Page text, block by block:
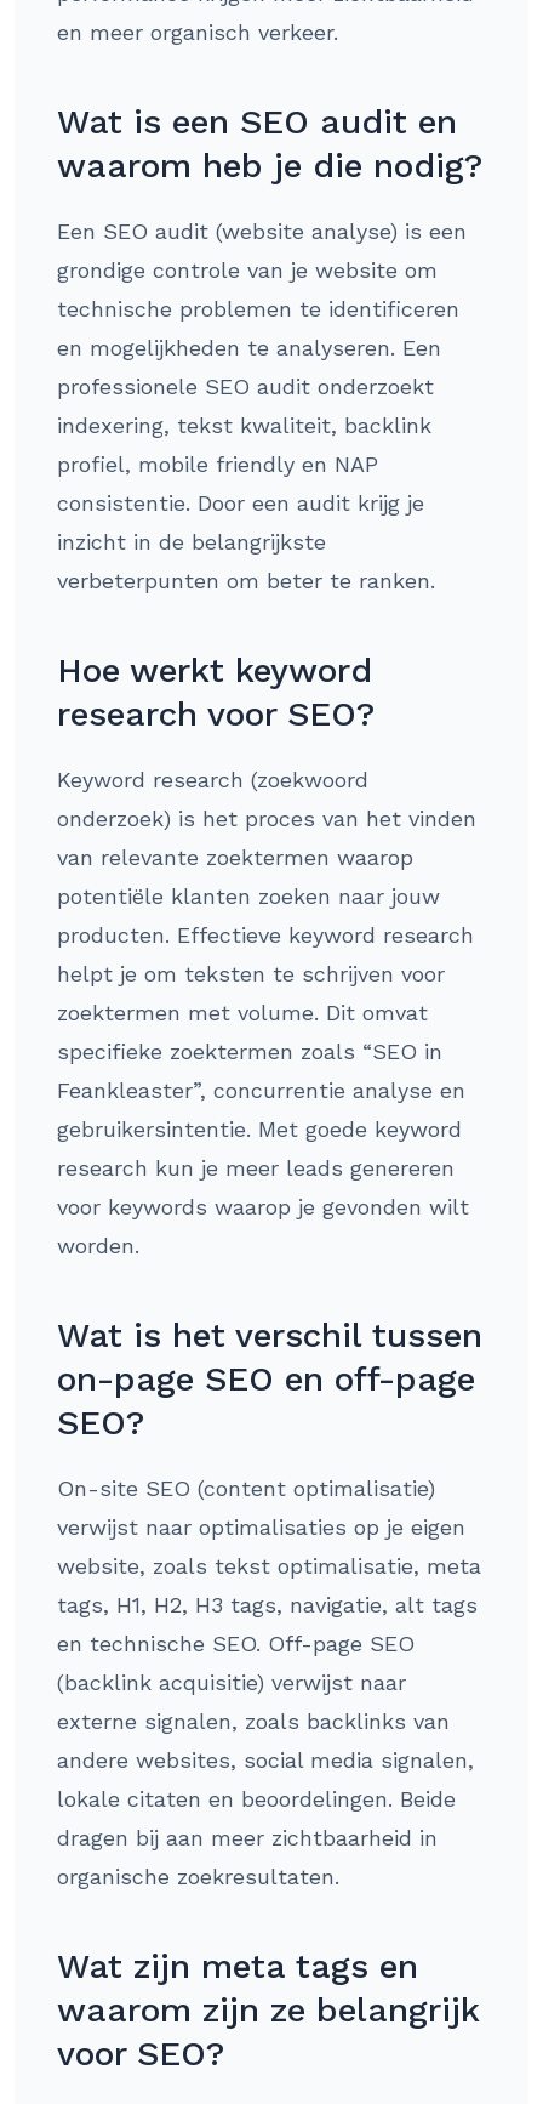
en meer organisch verkeer.
Wat is een SEO audit en
waarom heb je die nodig?
Een SEO audit (website analyse) is een
grondige controle van je website om
technische problemen te identificeren
en mogelijkheden te analyseren. Een
professionele SEO audit onderzoekt
indexering, tekst kwaliteit, backlink
profiel, mobile friendly en NAP
consistentie. Door een audit krijg je
inzicht in de belangrijkste
verbeterpunten om beter te ranken.
Hoe werkt keyword
research voor SEO?
Keyword research (zoekwoord
onderzoek) is het proces van het vinden
van relevante zoektermen waarop
potentiële klanten zoeken naar jouw
producten. Effectieve keyword research
helpt je om teksten te schrijven voor
zoektermen met volume. Dit omvat
specifieke zoektermen zoals “SEO in
Feankleaster”, concurrentie analyse en
gebruikersintentie. Met goede keyword
research kun je meer leads genereren
voor keywords waarop je gevonden wilt
worden.
Wat is het verschil tussen
on-page SEO en off-page
SEO?
On-site SEO (content optimalisatie)
verwijst naar optimalisaties op je eigen
website, zoals tekst optimalisatie, meta
tags, H1, H2, H3 tags, navigatie, alt tags
en technische SEO. Off-page SEO
(backlink acquisitie) verwijst naar
externe signalen, zoals backlinks van
andere websites, social media signalen,
lokale citaten en beoordelingen. Beide
dragen bij aan meer zichtbaarheid in
organische zoekresultaten.
Wat zijn meta tags en
waarom zijn ze belangrijk
voor SEO?